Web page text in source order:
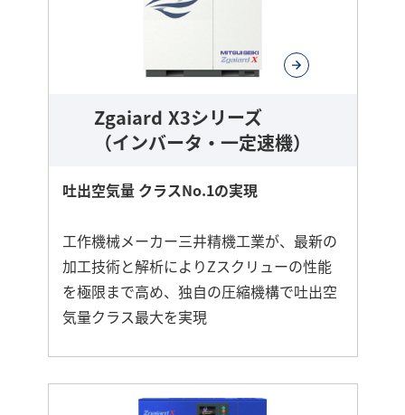
Zgaiard X3シリーズ
（インバータ・一定速機）
吐出空気量 クラスNo.1の実現
工作機械メーカー三井精機工業が、最新の
加工技術と解析によりZスクリューの性能
を極限まで高め、独自の圧縮機構で吐出空
気量クラス最大を実現
ら